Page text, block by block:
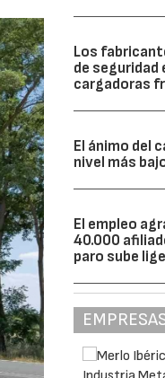
Los
de seguridad
cargadoras
El ánimo del
nivel más
El empleo
40.000
paro sube